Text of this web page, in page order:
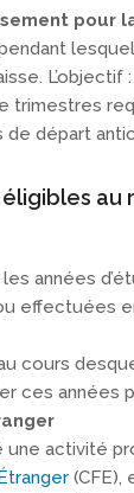
pour
trimestres
de départ
au
années
effectuées
cours
ces années
activité